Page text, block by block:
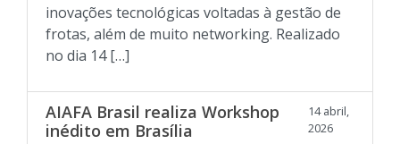
inovações tecnológicas voltadas à gestão de
frotas, além de muito networking. Realizado
no dia 14 […]
AIAFA Brasil realiza Workshop
inédito em Brasília
14 abril,
2026